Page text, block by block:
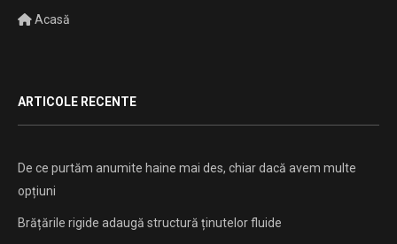
Acasă
ARTICOLE RECENTE
De ce purtăm anumite haine mai des, chiar dacă avem multe
opțiuni
Brățările rigide adaugă structură ținutelor fluide